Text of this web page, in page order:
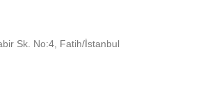
Sk. No:4, Fatih/İstanbul